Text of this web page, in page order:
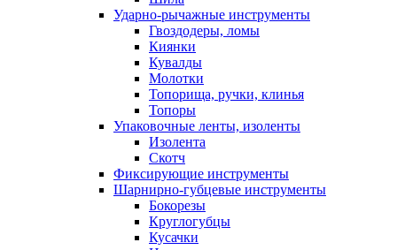
Ударно-рычажные инструменты
Гвоздодеры, ломы
Киянки
Кувалды
Молотки
Топорища, ручки, клинья
Топоры
Упаковочные ленты, изоленты
Изолента
Скотч
Фиксирующие инструменты
Шарнирно-губцевые инструменты
Бокорезы
Круглогубцы
Кусачки